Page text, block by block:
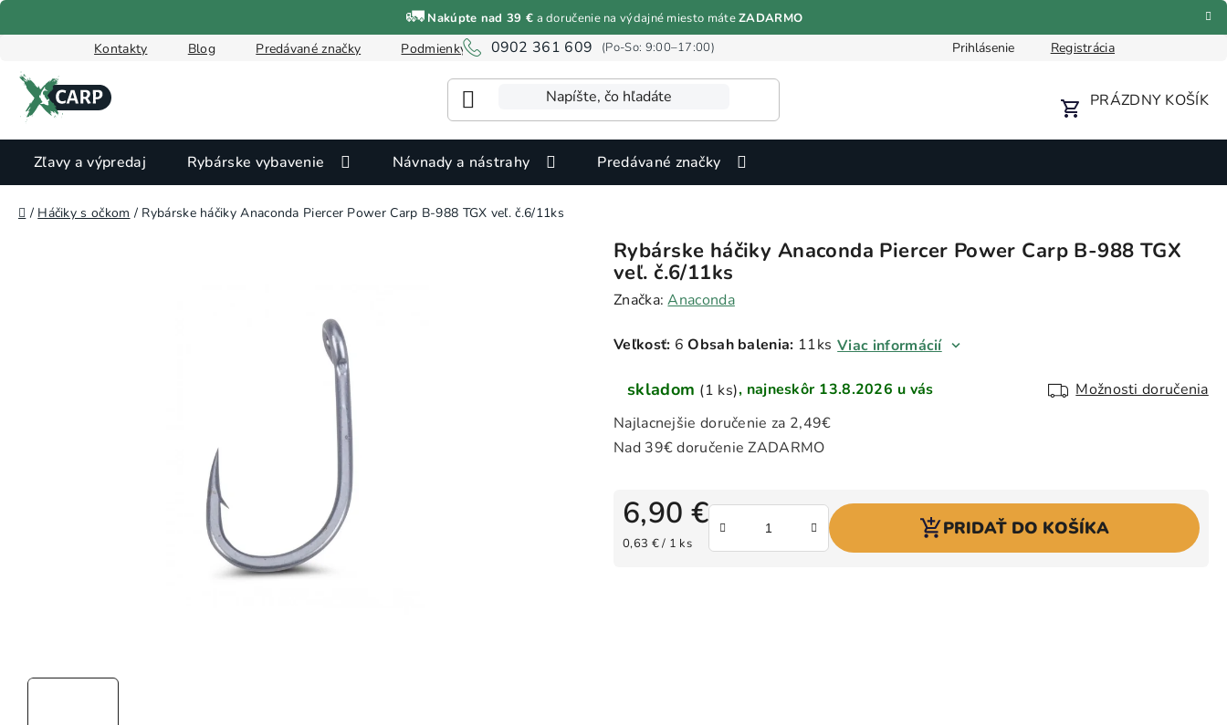
Prejsť
🚛 Nakúpte nad 39 € a doručenie na výdajné miesto máteZADARMO
Kontakty Blog Predávané značky Podmienky ochrany osobných údajov Informácie o cookies Formulár pre odstúpenie od zmluvy Reklamačný formulár
0902 361 609 Prihlásenie Registrácia
NÁKUPNÝ
PRÁZDNY KOŠÍK
Zľavy a výpredaj Rybárske vybavenie Návnady a nástrahy Predávané značky
Domov
/ Háčiky s očkom / Rybárske háčiky Anaconda Piercer Power Carp B-988 TGX veľ. č.6/11ks
Rybárske háčiky Anaconda Piercer Power Carp B-988 TGX
veľ. č.6/11ks
Značka:Anaconda
Veľkosť: 6Obsah balenia: 11ks Viac informácií
skladom (1 ks) 13.8.2026 Možnosti doručenia
6,90 €
Jednotková cena:
0,63 € / 1 ks
PRIDAŤ DO KOŠÍKA
Rybárske háčiky Anaconda Piercer Power Carp B-988 TGX veľ. č.6/11ks
Skladom